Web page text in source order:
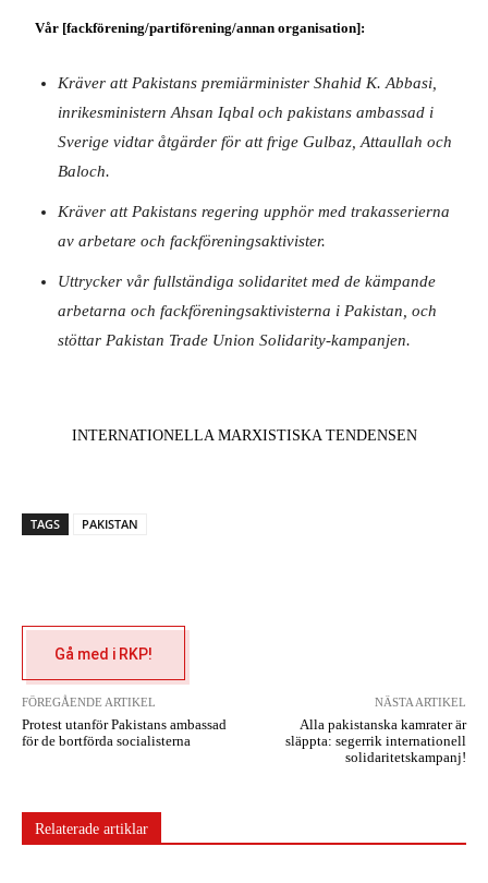
Vår [fackförening/partiförening/annan organisation]:
Kräver att Pakistans premiärminister Shahid K. Abbasi,
inrikesministern Ahsan Iqbal och pakistans ambassad i
Sverige vidtar åtgärder för att frige Gulbaz, Attaullah och
Baloch.
Kräver att Pakistans regering upphör med trakasserierna
av arbetare och fackföreningsaktivister.
Uttrycker vår fullständiga solidaritet med de kämpande
arbetarna och fackföreningsaktivisterna i Pakistan, och
stöttar Pakistan Trade Union Solidarity-kampanjen.
INTERNATIONELLA MARXISTISKA TENDENSEN
TAGS PAKISTAN
Gå med i RKP!
FÖREGÅENDE ARTIKEL
Protest utanför Pakistans ambassad
för de bortförda socialisterna
NÄSTA ARTIKEL
Alla pakistanska kamrater är
släppta: segerrik internationell
solidaritetskampanj!
Relaterade artiklar